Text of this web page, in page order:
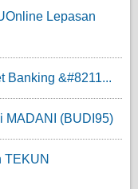
Lepasan
Banking &#8211...
MADANI (BUDI95)
TEKUN